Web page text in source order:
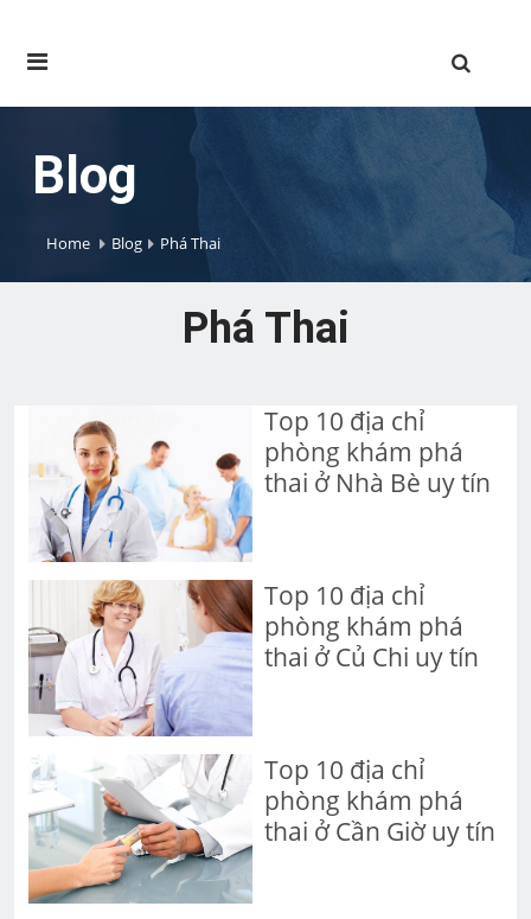
Blog
Home Blog Phá Thai
Phá Thai
Top 10 địa chỉ
phòng khám phá
thai ở Nhà Bè uy tín
Top 10 địa chỉ
phòng khám phá
thai ở Củ Chi uy tín
Top 10 địa chỉ
phòng khám phá
thai ở Cần Giờ uy tín